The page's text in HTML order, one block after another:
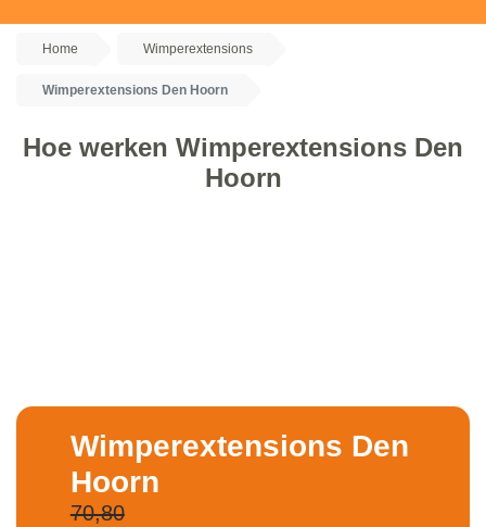
Home Wimperextensions
Wimperextensions Den Hoorn
Hoe werken Wimperextensions Den
Hoorn
Wimperextensions Den
Hoorn
70,80